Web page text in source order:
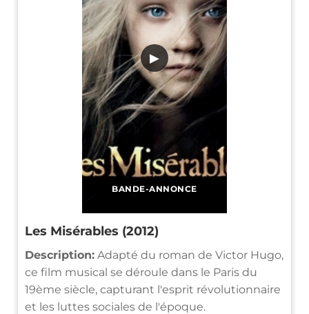
BANDE-ANNONCE
▶
Les Misérables (2012)
Description: Adapté du roman de Victor Hugo,
ce film musical se déroule dans le Paris du
19ème siècle, capturant l'esprit révolutionnaire
et les luttes sociales de l'époque.